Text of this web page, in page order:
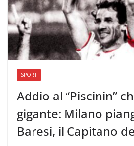
SPORT
Addio al “Piscinin”
gigante: Milano
Baresi, il Capitano